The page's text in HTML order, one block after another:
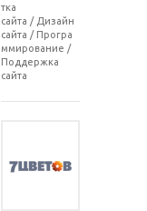
тка
сайта / Дизайн
сайта / Програ
ммирование /
Поддержка
сайта